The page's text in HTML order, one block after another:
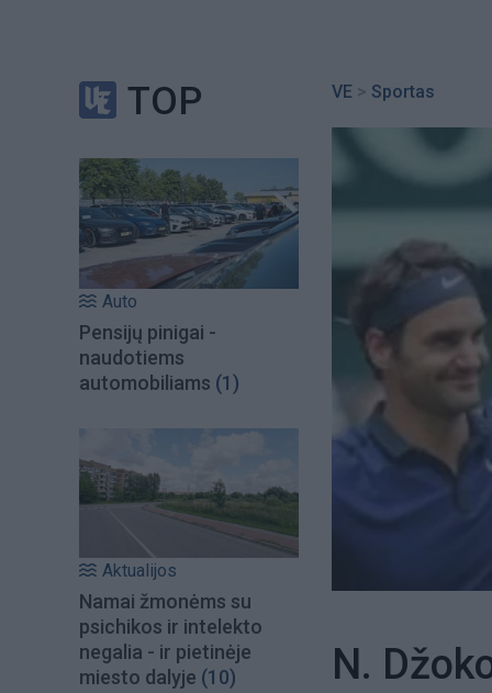
TOP
Auto
Pensijų pinigai -
naudotiems
automobiliams (1)
Aktualijos
Namai žmonėms su
psichikos ir intelekto
negalia - ir pietinėje
miesto dalyje (10)
VE > Sportas
N.